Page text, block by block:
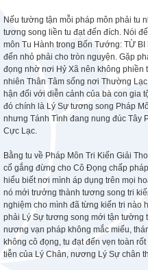
Nếu tường tận mỗi pháp môn phải tu
tương song liền tu đạt đến đích. Nói
môn Tu Hành trong Bốn Tướng: TỪ
đến nhỏ phải cho tròn nguyện. Gặp
đọng nhờ nơi Hỷ Xã nên không phiền
nhiên Thân Tâm sống nơi Thường
hận đối với diễn cảnh của bà con gia
đó chính là Lý Sự tương song Pháp
nhưng Tánh Tình đang nung đúc Tây
Cực Lạc.
Bằng tu về Pháp Môn Tri Kiến Giải
cố gắng đừng cho Cô Đọng chấp
hiểu biết nơi mình áp dụng trên mọi
nó mới trưởng thành tương song tri
nghiệm cho mình đã từng kiến tri nào
phải Lý Sự tương song mới tận tường
nương vạn pháp không mắc miếu,
không cô đọng, tu đạt đến vẹn toàn
tiễn của Lý Chân, nương Lý Sự chân